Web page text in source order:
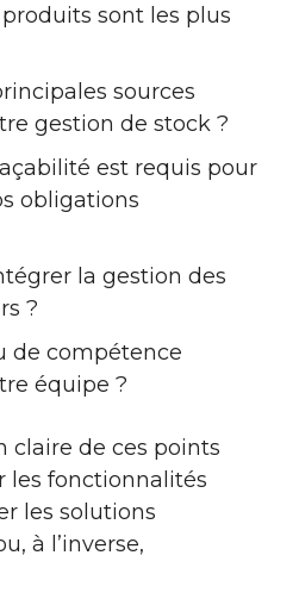
sont les plus
sources
gestion de stock ?
est requis pour
obligations
la gestion des
?
de compétence
équipe ?
claire de ces points
les fonctionnalités
les solutions
à l’inverse,